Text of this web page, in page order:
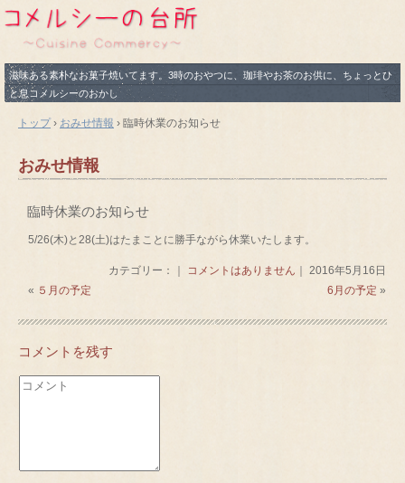
滋味ある素朴なお菓子焼いてます。3時のおやつに、珈琲やお茶のお供に、ちょっとひ
と息コメルシーのおかし
トップ› おみせ情報 › 臨時休業のお知らせ
おみせ情報
臨時休業のお知らせ
5/26(木)と28(土)はたまことに勝手ながら休業いたします。
カテゴリー：｜ コメントはありません ｜ 2016年5月16日
« ５月の予定 6月の予定 »
コメントを残す